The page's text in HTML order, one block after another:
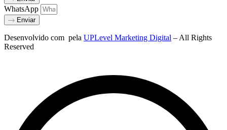
WhatsApp
Enviar
Desenvolvido com pela UPLevel Marketing Digital – All Rights
Reserved